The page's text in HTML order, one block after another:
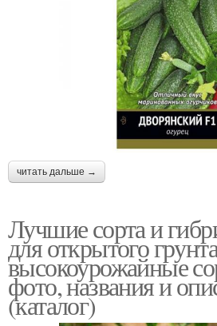
читать дальше →
Лучшие сорта и
для открытого
высокоурожайные
фото, названия и
(каталог)